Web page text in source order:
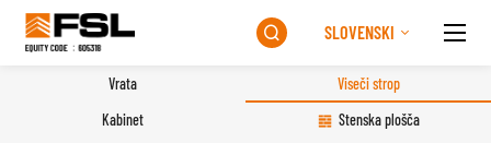
 SLOVENSKI
Vrata
Viseči strop
Kabinet
Stenska plošča